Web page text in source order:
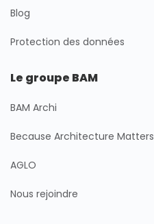
Blog
Protection des données
Le groupe BAM
BAM Archi
Because Architecture Matters
AGLO
Nous rejoindre